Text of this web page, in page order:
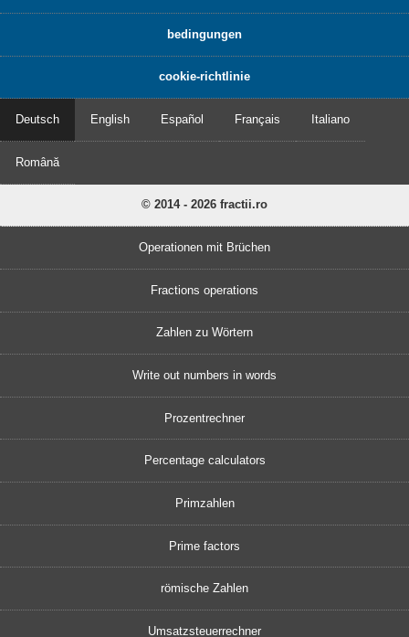
bedingungen
cookie-richtlinie
Deutsch English Español Français Italiano
Română
© 2014 - 2026 fractii.ro
Operationen mit Brüchen
Fractions operations
Zahlen zu Wörtern
Write out numbers in words
Prozentrechner
Percentage calculators
Primzahlen
Prime factors
römische Zahlen
Umsatzsteuerrechner